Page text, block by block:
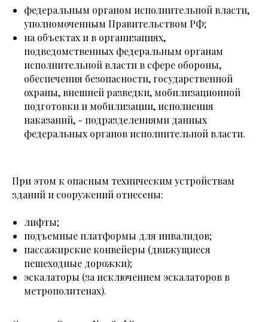
федеральным органом исполнительной власти,
уполномоченным Правительством РФ;
на объектах и в организациях,
подведомственных федеральным органам
исполнительной власти в сфере обороны,
обеспечения безопасности, государственной
охраны, внешней разведки, мобилизационной
подготовки и мобилизации, исполнения
наказаний, - подразделениями данных
федеральных органов исполнительной власти.
При этом к опасным техническим устройствам
зданий и сооружений отнесены:
лифты;
подъемные платформы для инвалидов;
пассажирские конвейеры (движущиеся
пешеходные дорожки);
эскалаторы (за исключением эскалаторов в
метрополитенах).